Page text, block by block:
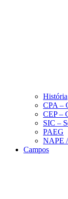
História
CPA –
CEP –
SIC –
PAEG
NAPE
Campos